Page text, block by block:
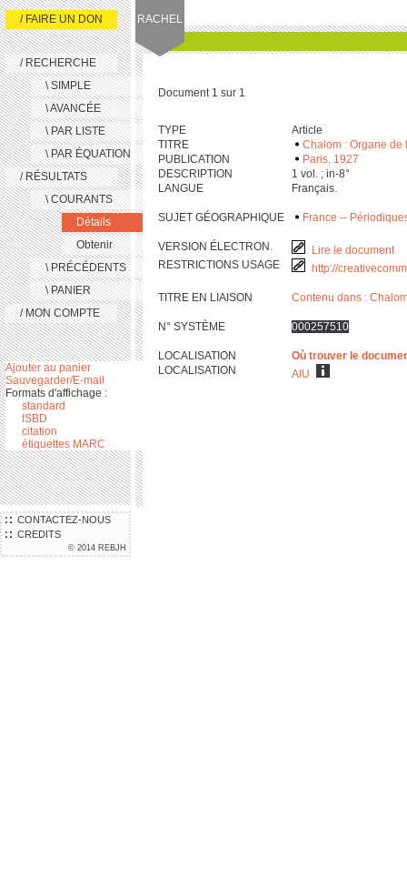
RACHEL
CONTACTEZ-NOUS
CREDITS
© 2014 REBJH
/ FAIRE UN DON
/ RECHERCHE
\ SIMPLE
\ AVANCÉE
\ PAR LISTE
\ PAR ÉQUATION
/ RÉSULTATS
\ COURANTS
Détails
Obtenir
\ PRÉCÉDENTS
\ PANIER
/ MON COMPTE
Ajouter au panier
Sauvegarder/E-mail
Formats d'affichage :
standard
ISBD
citation
étiquettes MARC
Document 1 sur 1
TYPE
Article
TITRE
Chalom : Organe de
PUBLICATION
Paris, 1927
DESCRIPTION
‎1 vol. ; in-‎8°
LANGUE
Français.
SUJET GÉOGRAPHIQUE France --
VERSION ÉLECTRON.
Lire le document
RESTRICTIONS USAGE
http://
TITRE EN LIAISON Contenu dans :
N° SYSTÈME 000257510
LOCALISATION
Où trouver le
LOCALISATION
AIU